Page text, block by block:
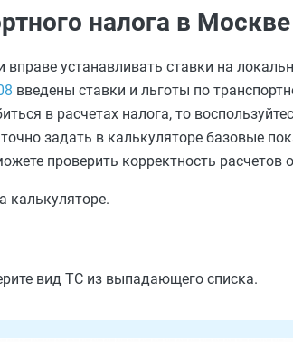
налога в Москве
устанавливать ставки на
введены ставки и льготы по
в расчетах налога, то
задать в калькуляторе базовые
проверить корректность расчетов
калькуляторе.
вид ТС из выпадающего списка.